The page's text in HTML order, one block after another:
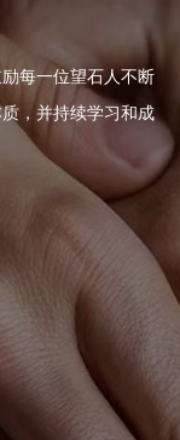
每一位望石人不断
，并持续学习和成